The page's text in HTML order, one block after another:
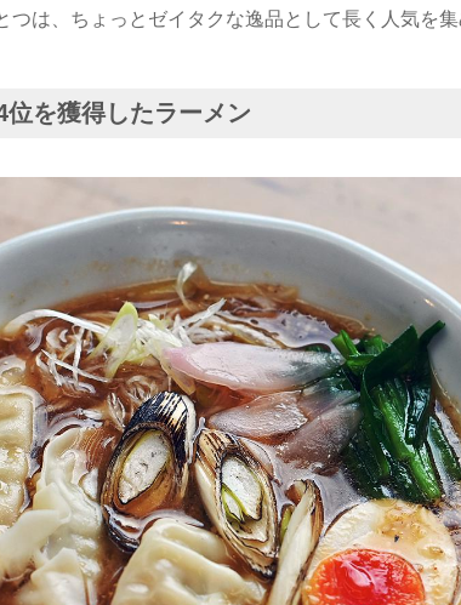
つは、ちょっとゼイタクな逸品として長く人気を集
を獲得したラーメン